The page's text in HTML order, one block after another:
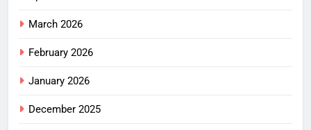
March 2026
February 2026
January 2026
December 2025